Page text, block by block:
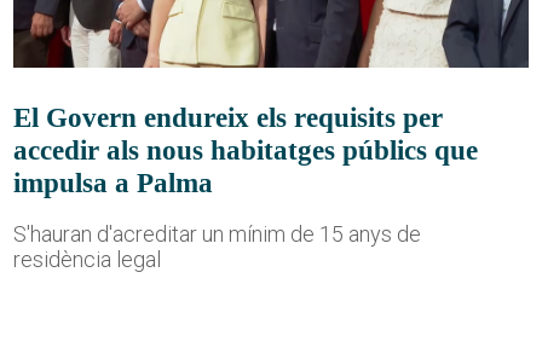
El Govern endureix els requisits per
accedir als nous habitatges públics que
impulsa a Palma
S'hauran d'acreditar un mínim de 15 anys de
residència legal